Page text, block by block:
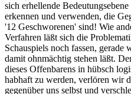
sich erhellende
erkennen und verwenden, die
'12 Geschworenen' sind! Wie
Verfahren läßt sich die
Schauspiels noch fassen, gerade
damit ohnmächtig stehen läßt.
dieses Offenbarens in hübsch
habhaft zu werden, verlören wir
gegenüber uns selbst und